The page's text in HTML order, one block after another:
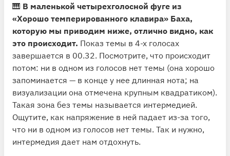
🎹 В маленькой четырехголосной фуге из
«Хорошо темперированного клавира» Баха,
которую мы приводим ниже, отлично видно, как
это происходит. Показ темы в 4-х голосах
завершается в 00.32. Посмотрите, что происходит
потом: ни в одном из голосов нет темы (она хорошо
запоминается — в конце у нее длинная нота; на
визуализации она отмечена крупным квадратиком).
Такая зона без темы называется интермедией.
Ощутите, как напряжение в ней падает из-за того,
что ни в одном из голосов нет темы. Так и нужно,
интермедия дает нам отдохнуть.